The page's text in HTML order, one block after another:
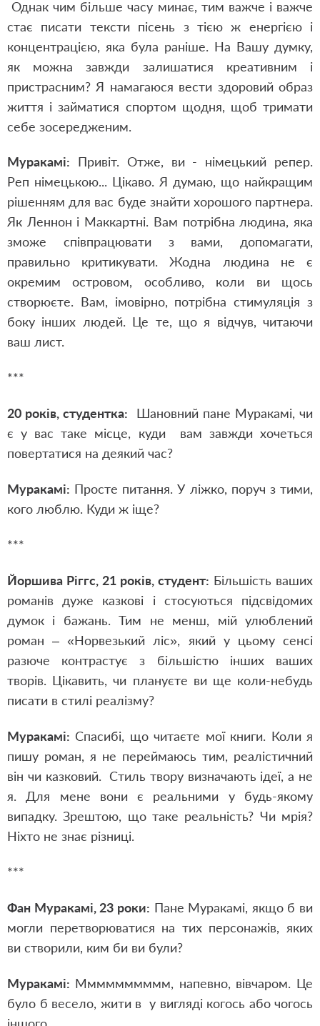
Однак чим більше часу минає, тим важче і важче
стає писати тексти пісень з тією ж енергією і
концентрацією, яка була раніше. На Вашу думку,
як можна завжди залишатися креативним і
пристрасним? Я намагаюся вести здоровий образ
життя і займатися спортом щодня, щоб тримати
себе зосередженим.
Муракамі: Привіт. Отже, ви - німецький репер.
Реп німецькою... Цікаво. Я думаю, що найкращим
рішенням для вас буде знайти хорошого партнера.
Як Леннон і Маккартні. Вам потрібна людина, яка
зможе співпрацювати з вами, допомагати,
правильно критикувати. Жодна людина не є
окремим островом, особливо, коли ви щось
створюєте. Вам, імовірно, потрібна стимуляція з
боку інших людей. Це те, що я відчув, читаючи
ваш лист.
***
20 років, студентка: Шановний пане Муракамі, чи
є у вас таке місце, куди вам завжди хочеться
повертатися на деякий час?
Муракамі: Просте питання. У ліжко, поруч з тими,
кого люблю. Куди ж іще?
***
Йоршива Ріггс, 21 років, студент: Більшість ваших
романів дуже казкові і стосуються підсвідомих
думок і бажань. Тим не менш, мій улюблений
роман – «Норвезький ліс», який у цьому сенсі
разюче контрастує з більшістю інших ваших
творів. Цікавить, чи плануєте ви ще коли-небудь
писати в стилі реалізму?
Муракамі: Спасибі, що читаєте мої книги. Коли я
пишу роман, я не переймаюсь тим, реалістичний
він чи казковий. Стиль твору визначають ідеї, а не
я. Для мене вони є реальними у будь-якому
випадку. Зрештою, що таке реальність? Чи мрія?
Ніхто не знає різниці.
***
Фан Муракамі, 23 роки: Пане Муракамі, якщо б ви
могли перетворюватися на тих персонажів, яких
ви створили, ким би ви були?
Муракамі: Мммммммммм, напевно, вівчаром. Це
було б весело, жити в у вигляді когось або чогось